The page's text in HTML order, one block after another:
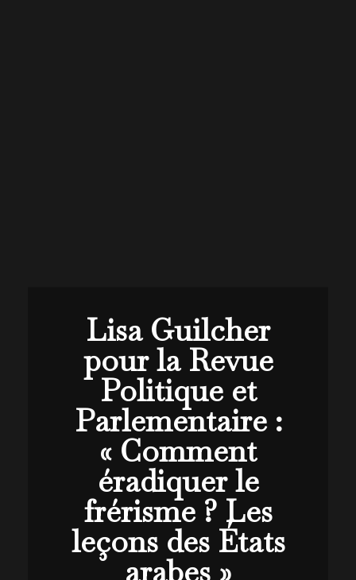
Lisa Guilcher
pour la Revue
Politique et
Parlementaire :
« Comment
éradiquer le
frérisme ? Les
leçons des États
arabes »